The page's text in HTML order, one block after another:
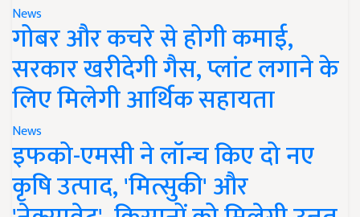
News
गोबर और कचरे से होगी कमाई,
सरकार खरीदेगी गैस, प्लांट लगाने के
लिए मिलेगी आर्थिक सहायता
News
इफको-एमसी ने लॉन्च किए दो नए
कृषि उत्पाद, 'मित्सुकी' और